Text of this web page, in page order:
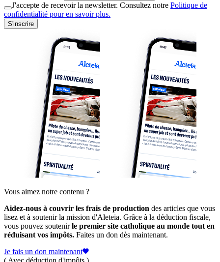
J'accepte de recevoir la newsletter. Consultez notre Politique de
confidentialité pour en savoir plus.
S'inscrire
Vous aimez notre contenu ?
Aidez-nous à couvrir les frais de production des articles que vous
lisez et à soutenir la mission d'Aleteia. Grâce à la déduction fiscale,
vous pouvez soutenirle premier site catholique au monde tout en
réduisant vos impôts. Faites un don dès maintenant.
Je fais un don maintenant
( Avec déduction d'impôts )